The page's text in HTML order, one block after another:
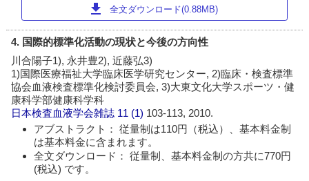
download 全文ダウンロード(0.88MB)
4. 国際的標準化活動の現状と今後の方向性
川合陽子1), 永井豊2), 近藤弘3)
1)国際医療福祉大学臨床医学研究センター, 2)臨床・検査標準
協会血液検査標準化検討委員会, 3)大東文化大学スポーツ・健
康科学部健康科学科
日本検査血液学会雑誌 11 (1) 103-113, 2010.
アブストラクト： 従量制は110円（税込）、基本料金制
は基本料金に含まれます。
全文ダウンロード： 従量制、基本料金制の方共に770円
(税込) です。